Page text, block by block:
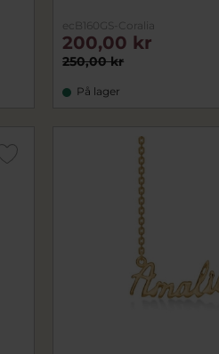
ecB160GS-Coralia
250,00 kr
200,00 kr
På lager